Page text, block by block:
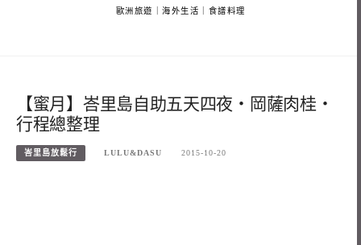
歐洲旅遊｜海外生活｜食譜料理
【蜜月】峇里島自助五天四夜‧岡薩肉桂‧
行程總整理
峇里島放鬆行 LULU&DASU 2015-10-20